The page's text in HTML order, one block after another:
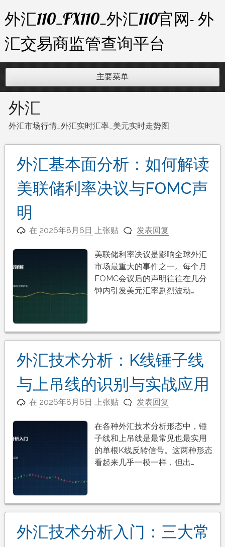
至
内
容
外汇110_FX110_外汇110官网- 外
汇交易商监管查询平台
主要菜单
外汇
外汇市场行情_外汇实时汇率_美元实时走势图
外汇基本面分析：如何解读
美联储利率决议与FOMC声
明
在 2026年8月6日 上张贴 发表回复
美联储利率决议是影响全球外汇
市场最重大的事件之一。每个月
FOMC会议后的声明往往在几分
钟内引发美元汇率剧烈波动…
外汇技术分析：K线锤子线
与上吊线的识别与实战应用
在 2026年8月6日 上张贴 发表回复
在各种外汇技术分析形态中，锤
子线和上吊线是最常见也最实用
的单根K线反转信号。这两种形态
看起来几乎一模一样，但出…
外汇技术分析入门：三大常